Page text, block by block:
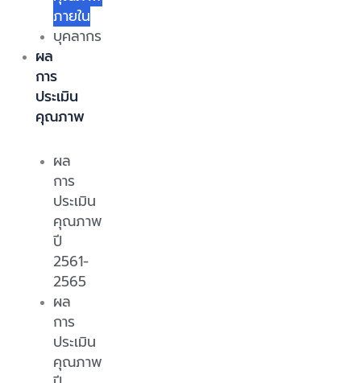
ภายใน
บุคลากร
ผล
การ
ประเมิน
คุณภาพ
ผล
การ
ประเมิน
คุณภาพ
ปี
2561-
2565
ผล
การ
ประเมิน
คุณภาพ